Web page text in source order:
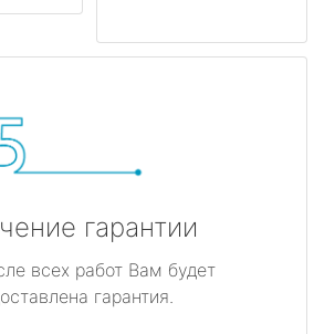
гарантии
всех работ Вам будет
гарантия.